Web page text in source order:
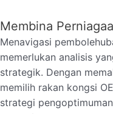
Membina
Menavigasi
memerlukan analisis
strategik. Dengan
memilih rakan kongsi
strategi